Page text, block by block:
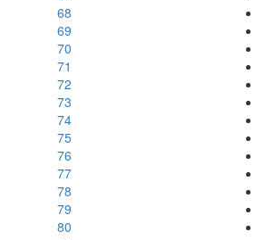
68
69
70
71
72
73
74
75
76
77
78
79
80